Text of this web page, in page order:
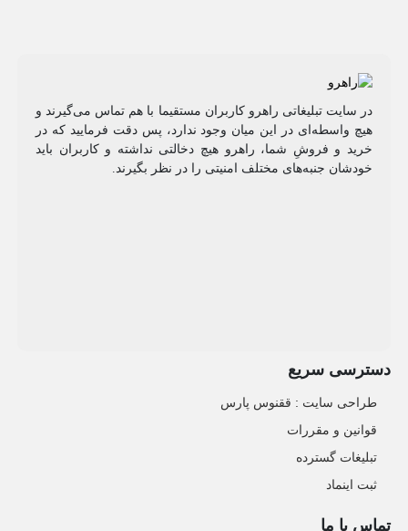
در سایت تبلیغاتی راهرو کاربران مستقیما با هم تماس می‌گیرند و
هیچ واسطه‌ای در این میان وجود ندارد، پس دقت فرمایید که در
خرید و فروشِ شما، راهرو هیچ دخالتی نداشته و کاربران باید
خودشان جنبه‌های مختلف امنیتی را در نظر بگیرند.
دسترسی سریع
طراحی سایت :‌ ققنوس پارس
قوانین و مقررات
تبلیغات گسترده
ثبت اینماد
تماس با ما